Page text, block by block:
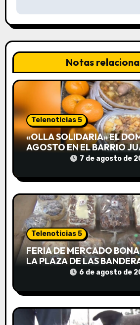
a
c
i
ó
n
d
e
e
n
t
a
d
s
Notas
Telenoticias 5
«OLLA SOLIDARIA» EL
AGOSTO EN EL BARRIO
DESDE LAS 13 HS7 de agosto de
Telenoticias 5
FERIA DE MERCADO
LA PLAZA DE LAS
6 de agosto de